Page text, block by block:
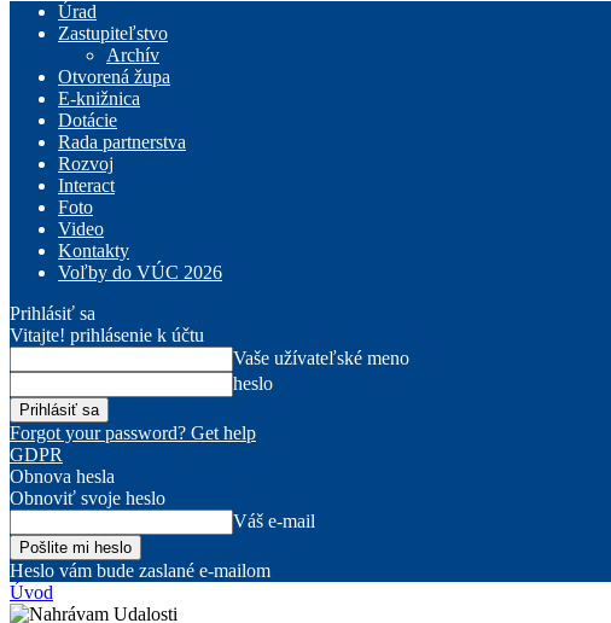
Úrad
Zastupiteľstvo
Archív
Otvorená župa
E-knižnica
Dotácie
Rada partnerstva
Rozvoj
Interact
Foto
Video
Kontakty
Voľby do VÚC 2026
Prihlásiť sa
Vitajte! prihlásenie k účtu
Vaše užívateľské meno
heslo
Forgot your password? Get help
GDPR
Obnova hesla
Obnoviť svoje heslo
Váš e-mail
Heslo vám bude zaslané e-mailom
Úvod